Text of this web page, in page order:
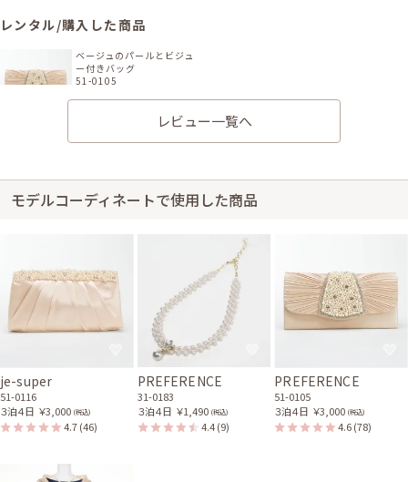
レンタル/購入した商品
ベージュのパールとビジュ
ー付きバッグ
51-0105
身長154cm【Mサイズ】 (バスト：D70)
サイズはぴったりで、丈はひざ丈でした。 ドレス状態のコメントの日時が
少し古いものだったので、毛玉覚悟していたのですが、全然キレイなもの
で良かったです。 また、肩幅がすごく広いので1枚で着るのは難しいかな？
と思っていたのですが、1枚で着ることが出来、キレイなシルエットで大満
足です。 毎回キレイな物を丁寧に送って下さり、少し悩んだのですが、や
はり安心感が違うので継続して使わせていただきました。 また結婚式の予
定が入りましたら利用させて頂きます。 ありがとうございました。
レンタル/購入した商品
ベージュのラメ入りフリン
ジストール
レビュー一覧へ
モデルコーディネートで使用した商品
je-super
51-0116
３泊４日 ￥3,000 (税込)
4.7(46)
PREFERENCE
31-0183
３泊４日 ￥1,490 (税込)
4.4(9)
PREFERENCE
51-0105
３泊４日 ￥3,000 (税込)
4.6(78)